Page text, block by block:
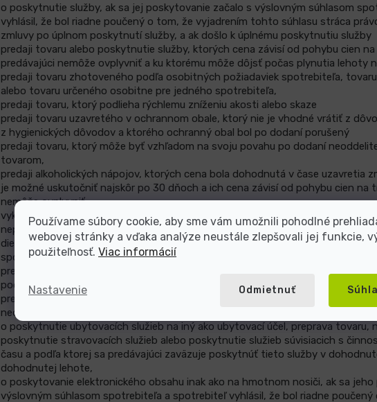
Používame súbory cookie, aby sme vám umožnili pohodlné
webovej stránky a vďaka analýze neustále zlepšovali jej funkcie,
použiteľnosť. Viac informácií
Nastavenie Odmietnuť
o poskytnutie služby, ak sa jej poskytovanie začalo s výslovným súhlasom
vyhlásil, že bol riadne poučený o tom, že vyjadrením tohto súhlasu stráca
zmluvy po úplnom poskytnutí služby, a ak došlo k úplnému poskytnutiu služby
predaji tovaru alebo poskytnutie služby, ktorých cena závisí od pohybu cien
predávajúci nemôže ovplyvniť a ku ktorému môže dôjsť počas plynutia lehoty
predaji tovaru zhotoveného podľa osobitných požiadaviek spotrebiteľa,
alebo tovaru určeného osobitne pre jedného spotrebiteľa,
predaji tovaru, ktorý podlieha rýchlemu zníženiu akosti alebo skaze
predaji tovaru uzavretého v ochrannom obale, ktorý nie je vhodné vrátiť z
z hygienických dôvodov a ktorého ochranný obal bol po dodaní porušený
predaji tovaru, ktorý môže byť vzhľadom na svoju povahu po dodaní
tovarom,
predaji alkoholických nápojov, ktorých cena bola dohodnutá v čase uzavretia
je možné uskutočniť najskôr po 30 dňoch a ich cena závisí od pohybu cien na
nemôže ovplyvniť,
vykonanie naliehavých opráv alebo údržby, o ktoré spotrebiteľ výslovne
neplatí pre zmluvy o službách a zmluvy, ktorých predmetom je predaj iného
dielov potrebných na vykonanie opravy alebo údržby, ak boli uzavreté počas
spotrebiteľa a spotrebiteľ si tieto služby alebo tovary vopred neobjednal,
predaji zvukových záznamov, obrazových záznamov, zvukovoobrazových
počítačového softvéru predávaných v ochrannom obale, ak spotrebiteľ tento
predaji periodickej tlače s výnimkou predaja na základe dohody o predplatnom
nedodávaných v ochrannom obale,
o poskytnutie ubytovacích služieb na iný ako ubytovací účel, preprava tovaru,
poskytnutie stravovacích služieb alebo poskytnutie služieb súvisiacich s
času a podľa ktorej sa predávajúci zaväzuje poskytnúť tieto služby v
dohodnutej lehote,
o poskytovanie elektronického obsahu inak ako na hmotnom nosiči, ak sa
výslovným súhlasom spotrebiteľa a spotrebiteľ vyhlásil, že bol riadne poučený